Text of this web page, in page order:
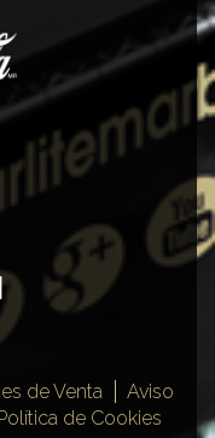
de Venta
Aviso
Política de Cookies